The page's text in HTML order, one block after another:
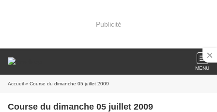
Publicité
MENU
Accueil » Course du dimanche 05 juillet 2009
Course du dimanche 05 juillet 2009